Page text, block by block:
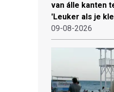
van álle kanten
'Leuker als je
09-08-2026